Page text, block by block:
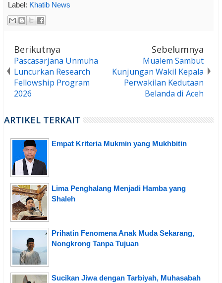
Label: Khatib News
Berikutnya
Pascasarjana Unmuha
Luncurkan Research
Fellowship Program
2026
Sebelumnya
Mualem Sambut
Kunjungan Wakil Kepala
Perwakilan Kedutaan
Belanda di Aceh
ARTIKEL TERKAIT
Empat Kriteria Mukmin yang Mukhbitin
Lima Penghalang Menjadi Hamba yang
Shaleh
Prihatin Fenomena Anak Muda Sekarang,
Nongkrong Tanpa Tujuan
Sucikan Jiwa dengan Tarbiyah, Muhasabah